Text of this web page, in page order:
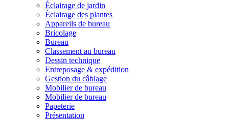
Éclairage de jardin
Éclairage des plantes
Appareils de bureau
Bricolage
Bureau
Classement au bureau
Dessin technique
Entreposage & expédition
Gestion du câblage
Mobilier de bureau
Mobilier de bureau
Papeterie
Présentation